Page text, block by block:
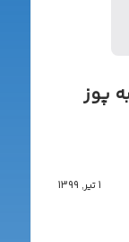
پوز
1 تیر, 1399